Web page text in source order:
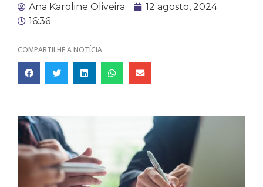
Ana Karoline Oliveira
12 agosto, 2024
16:36
COMPARTILHE A NOTÍCIA